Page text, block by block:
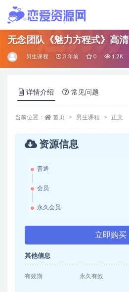
无念团队《魅力方程式》高清
男生课程 3 年前 0 1.2K
详情介绍 常见问题
当前位置： 首页 男生课程 正文
资源信息
普通
会员
永久会员
立即购买
其他信息
有效期 永久有效